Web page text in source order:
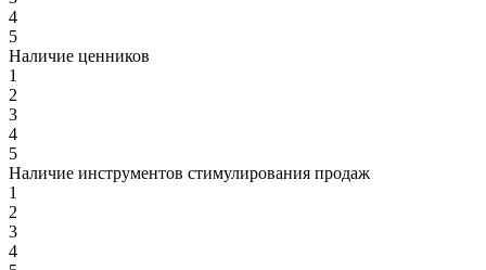
4
5
Наличие ценников
1
2
3
4
5
Наличие инструментов стимулирования продаж
1
2
3
4